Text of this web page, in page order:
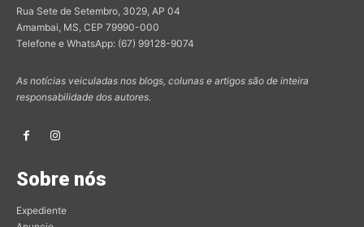
Rua Sete de Setembro, 3029, AP 04
Amambai, MS, CEP 79990-000
Telefone e WhatsApp: (67) 99128-9074
As notícias veiculadas nos blogs, colunas e artigos são de inteira
responsabilidade dos autores.
Sobre nós
Expediente